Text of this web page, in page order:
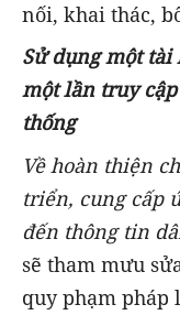
nối, khai thác,
Sử dụng một
một lần truy
thống
Về hoàn thiện
triển, cung cấp
đến thông tin
sẽ tham mưu
quy phạm pháp